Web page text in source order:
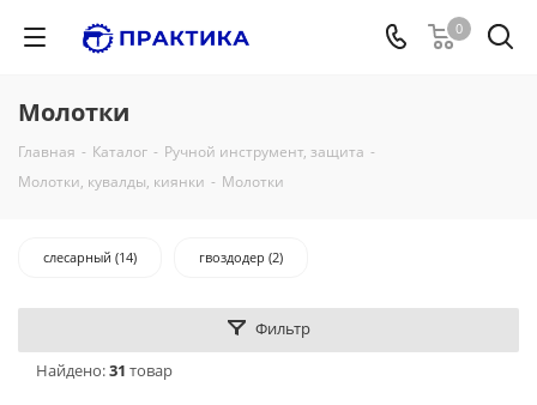
0
Молотки
Главная - Каталог - Ручной инструмент, защита -
Молотки, кувалды, киянки - Молотки
слесарный (14) гвоздодер (2)
Фильтр
Найдено:31 товар